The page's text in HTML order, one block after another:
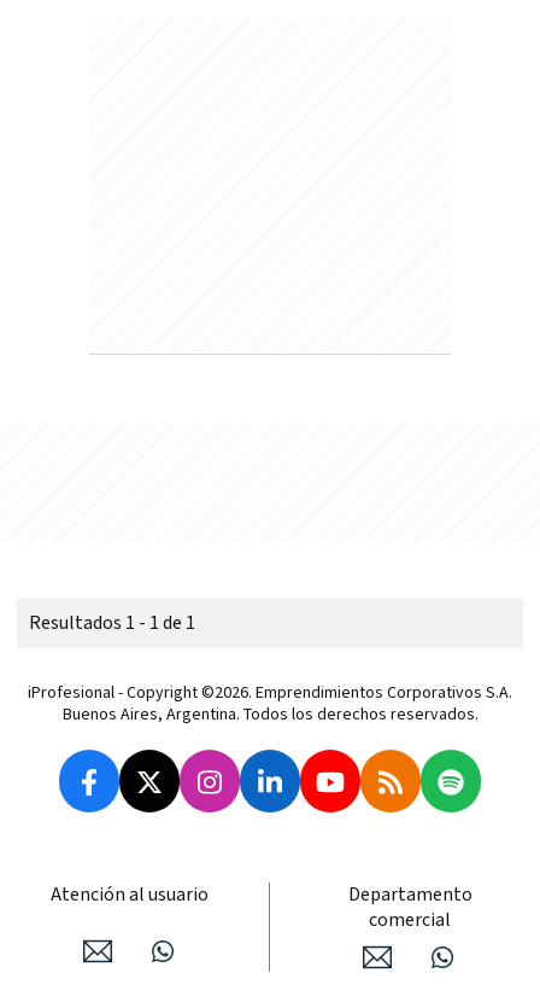
Resultados 1 - 1 de 1
iProfesional - Copyright ©2026. Emprendimientos Corporativos S.A.
Buenos Aires, Argentina. Todos los derechos reservados.
Atención al usuario
Departamento
comercial